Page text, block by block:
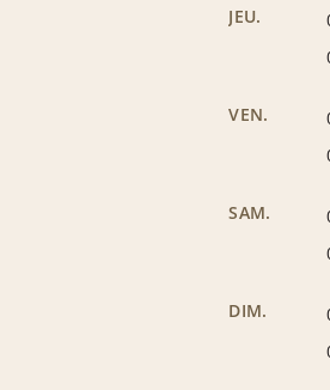
JEU.
VEN.
SAM.
DIM.